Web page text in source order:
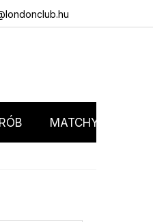
értékelése
MATCHY MATCHY